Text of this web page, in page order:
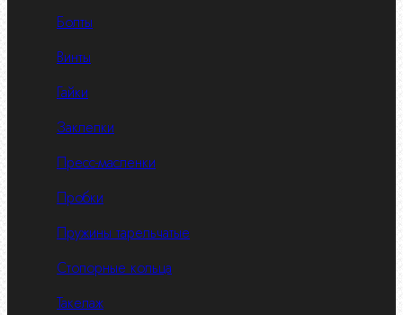
Болты
Винты
Гайки
Заклепки
Пресс-масленки
Пробки
Пружины тарельчатые
Стопорные кольца
Такелаж